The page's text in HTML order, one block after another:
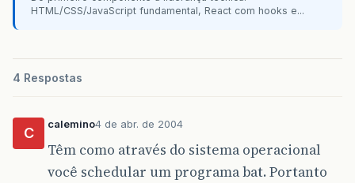
HTML/CSS/JavaScript fundamental, React com hooks e...
4 Respostas
C
calemino4 de abr. de 2004
Têm como através do sistema operacional
você schedular um programa bat. Portanto